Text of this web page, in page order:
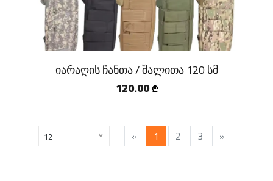
იარაღის ჩანთა / შალითა 120 სმ
120.00 ₾
12 « 1 2 3 »